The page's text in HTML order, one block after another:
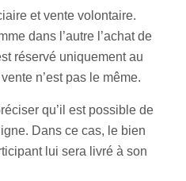
et vente volontaire.
dans l’autre l’achat de
réservé uniquement au
n’est pas le même.
qu’il est possible de
Dans ce cas, le bien
lui sera livré à son